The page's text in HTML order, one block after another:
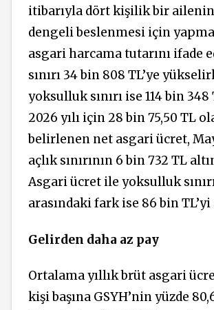
itibarıyla dört kişilik bir ailenin
dengeli beslenmesi için
asgari harcama tutarını ifade
sınırı 34 bin 808 TL’ye
yoksulluk sınırı ise 114 bin 348
2026 yılı için 28 bin 75,50 TL
belirlenen net asgari ücret,
açlık sınırının 6 bin 732 TL
Asgari ücret ile yoksulluk
arasındaki fark ise 86 bin TL’yi
Gelirden daha az pay
Ortalama yıllık brüt asgari
kişi başına GSYH’nin yüzde